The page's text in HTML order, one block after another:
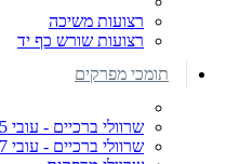
רצועות משיכה
רצועות שורש כף יד
תומכי מפרקים
שרוולי ברכיים - עובי 5 מ"מ
שרוולי ברכיים - עובי 7 מ"מ